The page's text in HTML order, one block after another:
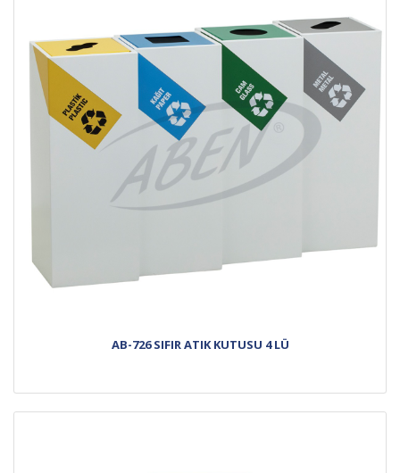
AB-726 SIFIR ATIK KUTUSU 4 LÜ